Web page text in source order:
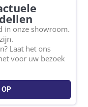
in onze showroom.
Laat het ons
voor uw bezoek